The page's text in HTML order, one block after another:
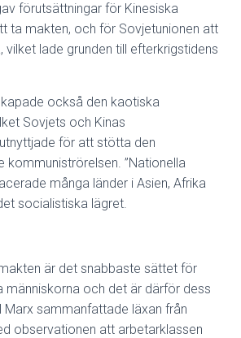
förutsättningar för Kinesiska
ta makten, och för Sovjetunionen att
vilket lade grunden till efterkrigstidens
också den kaotiska
Sovjets och Kinas
för att stötta den
kommuniströrelsen. ”Nationella
många länder i Asien, Afrika
socialistiska lägret.
är det snabbaste sättet för
människorna och det är därför dess
Marx sammanfattade läxan från
observationen att arbetarklassen